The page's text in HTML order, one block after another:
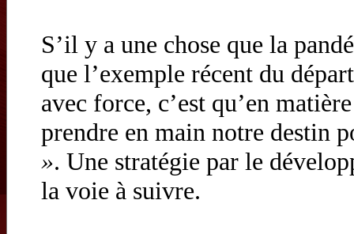
S’il y a une chose que la
que l’exemple récent du
avec force, c’est qu’en
prendre en main notre destin
». Une stratégie par le
la voie à suivre.